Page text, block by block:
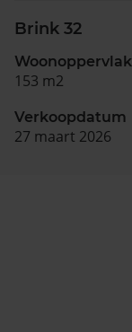
Brink 32
Woonoppervlak
153 m2
Verkoopdatum
27 maart 2026